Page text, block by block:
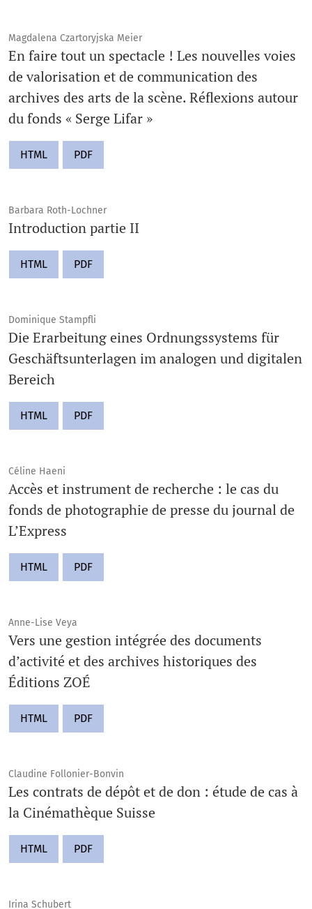
Magdalena Czartoryjska Meier
En faire tout un spectacle ! Les nouvelles voies
de valorisation et de communication des
archives des arts de la scène. Réflexions autour
du fonds « Serge Lifar »
HTML PDF
Barbara Roth-Lochner
Introduction partie II
HTML PDF
Dominique Stampfli
Die Erarbeitung eines Ordnungssystems für
Geschäftsunterlagen im analogen und digitalen
Bereich
HTML PDF
Céline Haeni
Accès et instrument de recherche : le cas du
fonds de photographie de presse du journal de
L’Express
HTML PDF
Anne-Lise Veya
Vers une gestion intégrée des documents
d’activité et des archives historiques des
Éditions ZOÉ
HTML PDF
Claudine Follonier-Bonvin
Les contrats de dépôt et de don : étude de cas à
la Cinémathèque Suisse
HTML PDF
Irina Schubert